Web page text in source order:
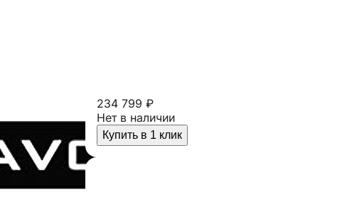
234 799 ₽
Нет в наличии
Купить в 1 клик